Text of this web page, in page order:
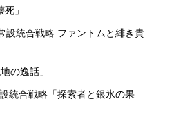
」
設統合戦略 ファントムと緋き貴
の逸話」
統合戦略「探索者と銀氷の果